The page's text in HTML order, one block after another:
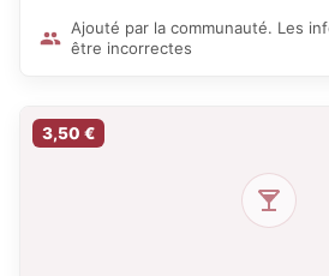
Ajouté par la communauté. Les
être incorrectes
3,50 €